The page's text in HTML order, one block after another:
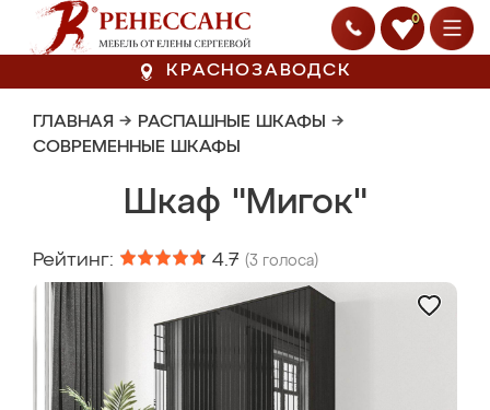
0
КРАСНОЗАВОДСК
ГЛАВНАЯ → РАСПАШНЫЕ ШКАФЫ →
СОВРЕМЕННЫЕ ШКАФЫ
Шкаф "Мигок"
Рейтинг: 4.7 (3 голоса)